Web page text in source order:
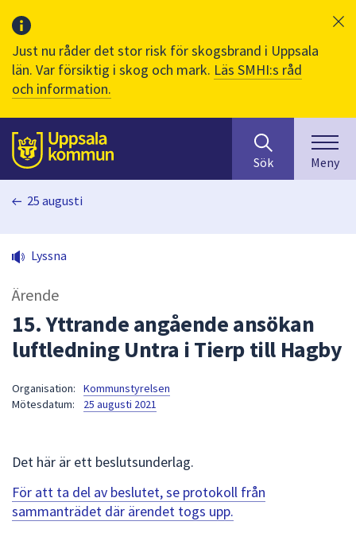
Just nu råder det stor risk för skogsbrand i Uppsala
län. Var försiktig i skog och mark. Läs SMHI:s råd
och information.
Till sidans
huvudinnehåll
efter
innehåll
på
sökfältet
kommer
sökförslag
för
att
navigera
Sök Meny
25 augusti
Lyssna
Ärende
15. Yttrande angående ansökan
luftledning Untra i Tierp till Hagby
Organisation:
Kommunstyrelsen
Mötesdatum:
25 augusti 2021
Det här är ett beslutsunderlag.
För att ta del av beslutet, se protokoll från
sammanträdet där ärendet togs upp.